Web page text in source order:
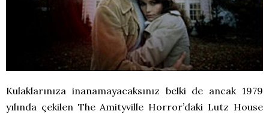
Kulaklarınıza inanamayacaksınız belki de ancak 1979
yılında çekilen The Amityville Horror’daki Lutz House